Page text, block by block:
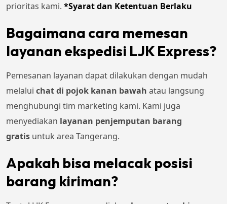
prioritas kami. *Syarat dan Ketentuan Berlaku
Bagaimana cara memesan
layanan ekspedisi LJK Express?
Pemesanan layanan dapat dilakukan dengan mudah
melalui chat di pojok kanan bawah atau langsung
menghubungi tim marketing kami. Kami juga
menyediakan layanan penjemputan barang
gratis untuk area Tangerang.
Apakah bisa melacak posisi
barang kiriman?